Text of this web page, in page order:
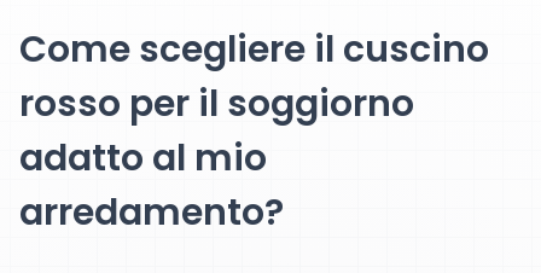
Come scegliere il cuscino
rosso per il soggiorno
adatto al mio
arredamento?